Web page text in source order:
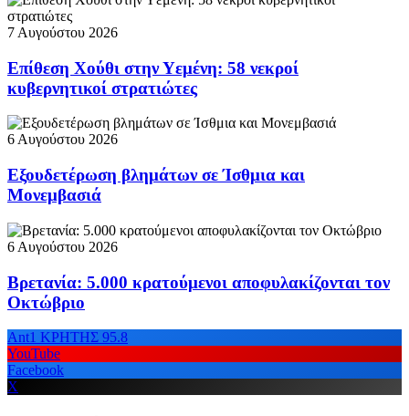
7 Αυγούστου 2026
Επίθεση Χούθι στην Υεμένη: 58 νεκροί
κυβερνητικοί στρατιώτες
6 Αυγούστου 2026
Εξουδετέρωση βλημάτων σε Ίσθμια και
Μονεμβασιά
6 Αυγούστου 2026
Βρετανία: 5.000 κρατούμενοι αποφυλακίζονται τον
Οκτώβριο
Ant1 ΚΡΗΤΗΣ 95.8
YouTube
Facebook
X